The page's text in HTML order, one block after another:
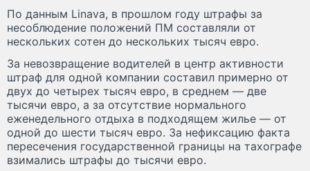
По данным Linava, в прошлом году штрафы за
несоблюдение положений ПМ составляли от
нескольких сотен до нескольких тысяч евро.
За невозвращение водителей в центр активности
штраф для одной компании составил примерно от
двух до четырех тысяч евро, в среднем — две
тысячи евро, а за отсутствие нормального
еженедельного отдыха в подходящем жилье — от
одной до шести тысяч евро. За нефиксацию факта
пересечения государственной границы на тахографе
взимались штрафы до тысячи евро.